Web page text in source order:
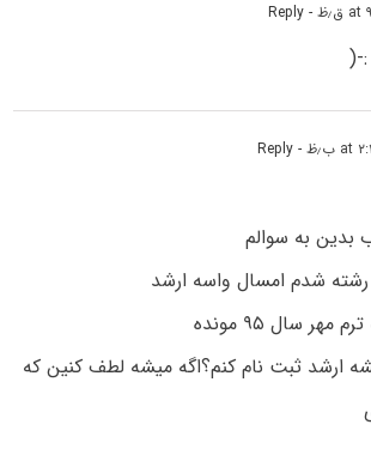
- Reply
(
- Reply
به سوالم
شدم امسال واسه ارشد
سال ۹۵ مونده
ارشد ثبت نام کنم؟اگه میشه لطف کنین که